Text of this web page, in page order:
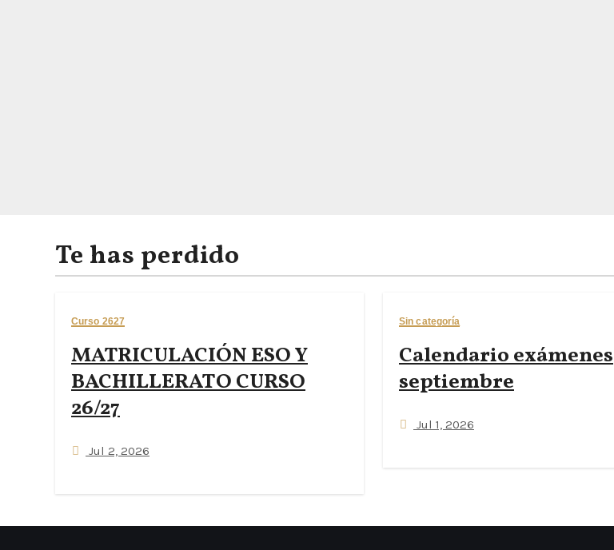
Te has perdido
Curso 2627
MATRICULACIÓN ESO Y
BACHILLERATO CURSO
26/27
Jul 2, 2026
Sin categoría
Calendario exámenes
septiembre
Jul 1, 2026